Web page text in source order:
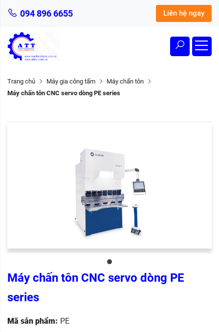
094 896 6655 Liên hệ ngay
Trang chủ Máy gia công tấm
Máy chấn tôn
Máy chấn tôn CNC servo dòng PE series
Máy chấn tôn CNC servo dòng PE
series
Mã sản phẩm: PE